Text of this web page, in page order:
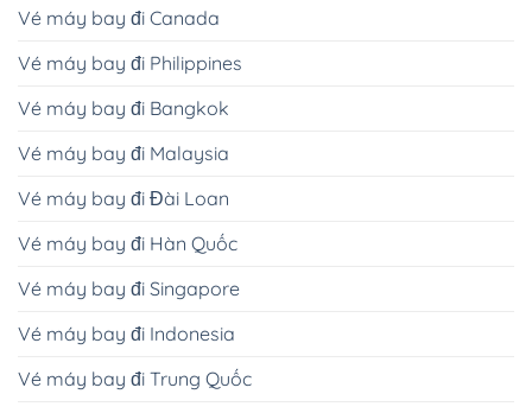
Vé máy bay đi Canada
Vé máy bay đi Philippines
Vé máy bay đi Bangkok
Vé máy bay đi Malaysia
Vé máy bay đi Đài Loan
Vé máy bay đi Hàn Quốc
Vé máy bay đi Singapore
Vé máy bay đi Indonesia
Vé máy bay đi Trung Quốc